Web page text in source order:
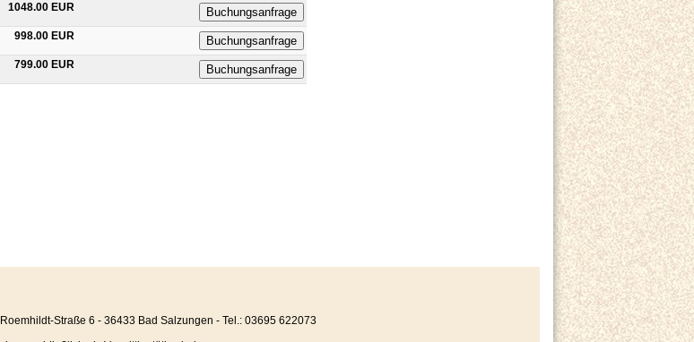
1048.00 EUR Buchungsanfrage
998.00 EUR Buchungsanfrage
799.00 EUR Buchungsanfrage
Straße 6 - 36433 Bad Salzungen - Tel.: 03695 622073